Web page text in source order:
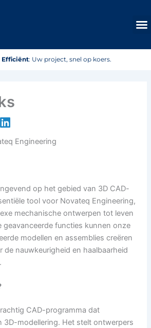
: Uw project, snel op koers.
Engineering
op het gebied van 3D CAD-
tool voor Novateq Engineering,
mechanische ontwerpen tot leven
geavanceerde functies kunnen onze
modellen en assemblies creëren
de nauwkeurigheid en haalbaarheid
CAD-programma dat
3D-modellering. Het stelt ontwerpers